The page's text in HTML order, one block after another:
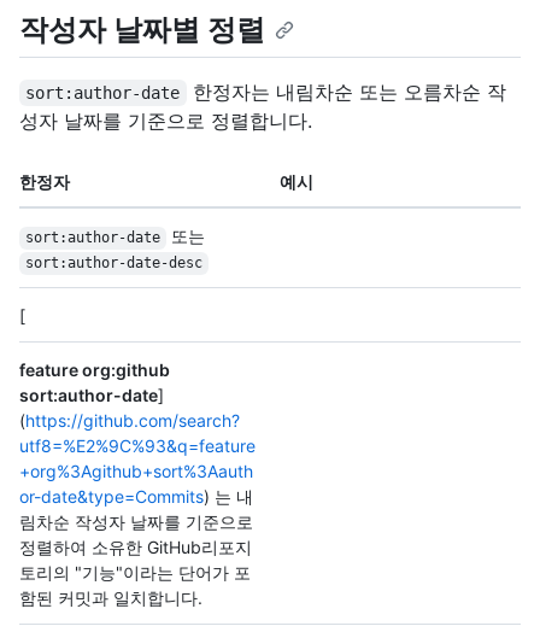
작성자 날짜별 정렬
sort:author-date
한정자는 내림차순 또는 오름차순 작
성자 날짜를 기준으로 정렬합니다.
한정자 예시
sort:author-date 또는
sort:author-date-desc
[
feature org:github
sort:author-date]
(https://github.com/search?
utf8=%E2%9C%93&q=feature
+org%3Agithub+sort%3Aauth
or-date&type=Commits) 는 내
림차순 작성자 날짜를 기준으로
정렬하여 소유한 GitHub리포지
토리의 "기능"이라는 단어가 포
함된 커밋과 일치합니다.